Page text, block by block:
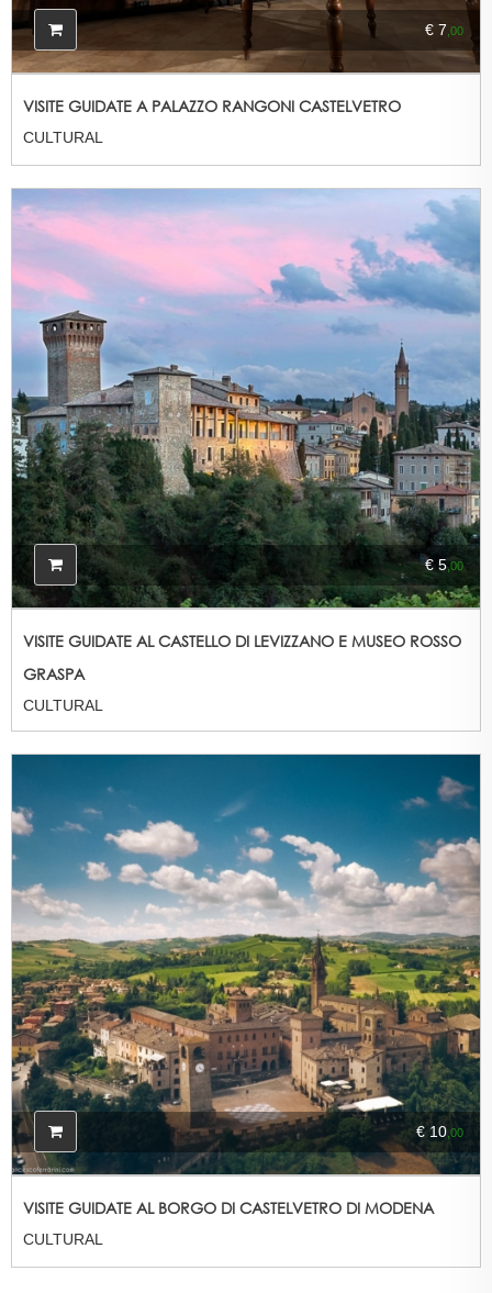
€ 7 ,00
VISITE GUIDATE A PALAZZO RANGONI CASTELVETRO
CULTURAL
€ 5,00
VISITE GUIDATE AL CASTELLO DI LEVIZZANO E MUSEO ROSSO
GRASPA
CULTURAL
€ 10 ,00
VISITE GUIDATE AL BORGO DI CASTELVETRO DI MODENA
CULTURAL